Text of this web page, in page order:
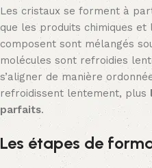
Les cristaux se forment à
que les produits chimiques et
composent sont mélangés
molécules sont refroidies
s’aligner de manière
refroidissent lentement, plus
parfaits.
Les étapes de